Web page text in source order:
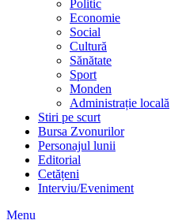
Politic
Economie
Social
Cultură
Sănătate
Sport
Monden
Administrație locală
Stiri pe scurt
Bursa Zvonurilor
Personajul lunii
Editorial
Cetățeni
Interviu/Eveniment
Menu